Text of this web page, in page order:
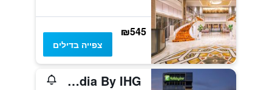
₪545
צפייה בדילים
Holiday Inn Singapore Little India By IHG